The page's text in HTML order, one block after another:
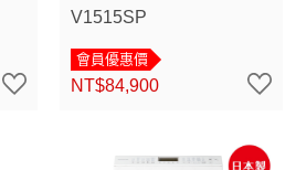
V1515SP
會員優惠價
NT$84,900